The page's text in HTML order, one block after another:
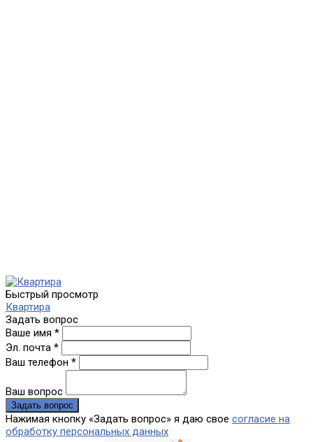
Быстрый просмотр
Квартира
Задать вопрос
Ваше имя *
Эл. почта *
Ваш телефон *
Ваш вопрос
Нажимая кнопку «Задать вопрос» я даю свое согласие на
обработку персональных данных